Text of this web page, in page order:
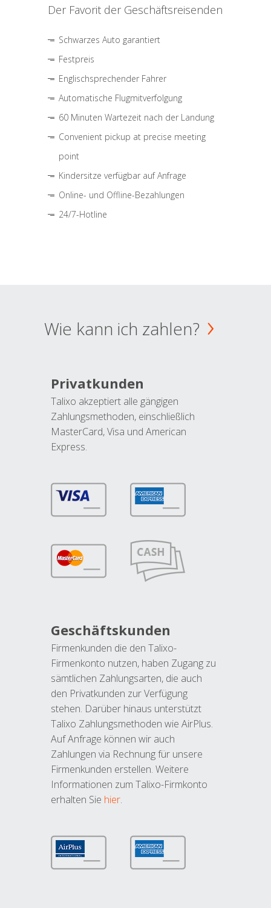
Der Favorit der Geschäftsreisenden
Schwarzes Auto garantiert
Festpreis
Englischsprechender Fahrer
Automatische Flugmitverfolgung
60 Minuten Wartezeit nach der Landung
Convenient pickup at precise meeting
point
Kindersitze verfügbar auf Anfrage
Online- und Offline-Bezahlungen
24/7-Hotline
Wie kann ich zahlen?
Privatkunden
Talixo akzeptiert alle gängigen
Zahlungsmethoden, einschließlich
MasterCard, Visa und American
Express.
Geschäftskunden
Firmenkunden die den Talixo-
Firmenkonto nutzen, haben Zugang zu
sämtlichen Zahlungsarten, die auch
den Privatkunden zur Verfügung
stehen. Darüber hinaus unterstützt
Talixo Zahlungsmethoden wie AirPlus.
Auf Anfrage können wir auch
Zahlungen via Rechnung für unsere
Firmenkunden erstellen. Weitere
Informationen zum Talixo-Firmkonto
erhalten Sie hier.